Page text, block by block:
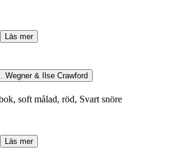
Läs mer
Wegner & Ilse Crawford
soft målad, röd, Svart snöre
Läs mer